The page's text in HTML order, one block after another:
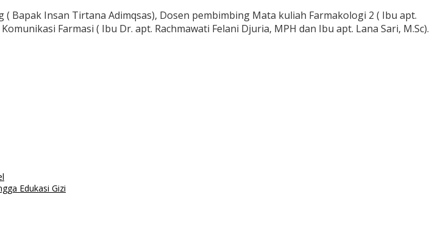
Bapak Insan Tirtana Adimqsas), Dosen pembimbing Mata kuliah Farmakologi 2 ( Ibu apt.
Farmasi ( Ibu Dr. apt. Rachmawati Felani Djuria, MPH dan Ibu apt. Lana Sari, M.Sc).
Edukasi Gizi